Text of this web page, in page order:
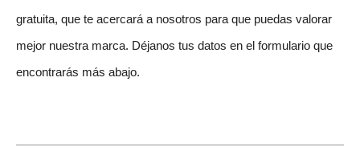
gratuita, que te acercará a nosotros para que puedas valorar
mejor nuestra marca. Déjanos tus datos en el formulario que
encontrarás más abajo.